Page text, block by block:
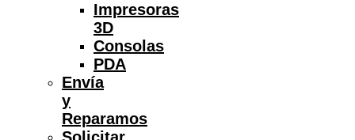
Impresoras
3D
Consolas
PDA
Envía
y
Reparamos